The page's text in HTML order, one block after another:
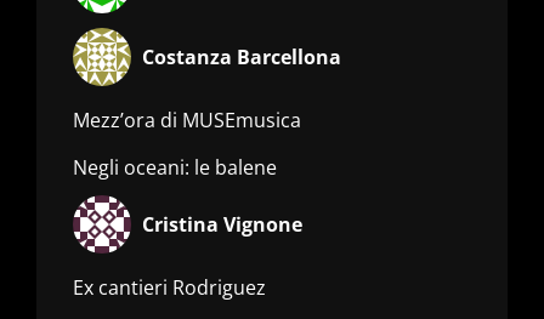
Costanza Barcellona
Mezz’ora di MUSEmusica
Negli oceani: le balene
Cristina Vignone
Ex cantieri Rodriguez